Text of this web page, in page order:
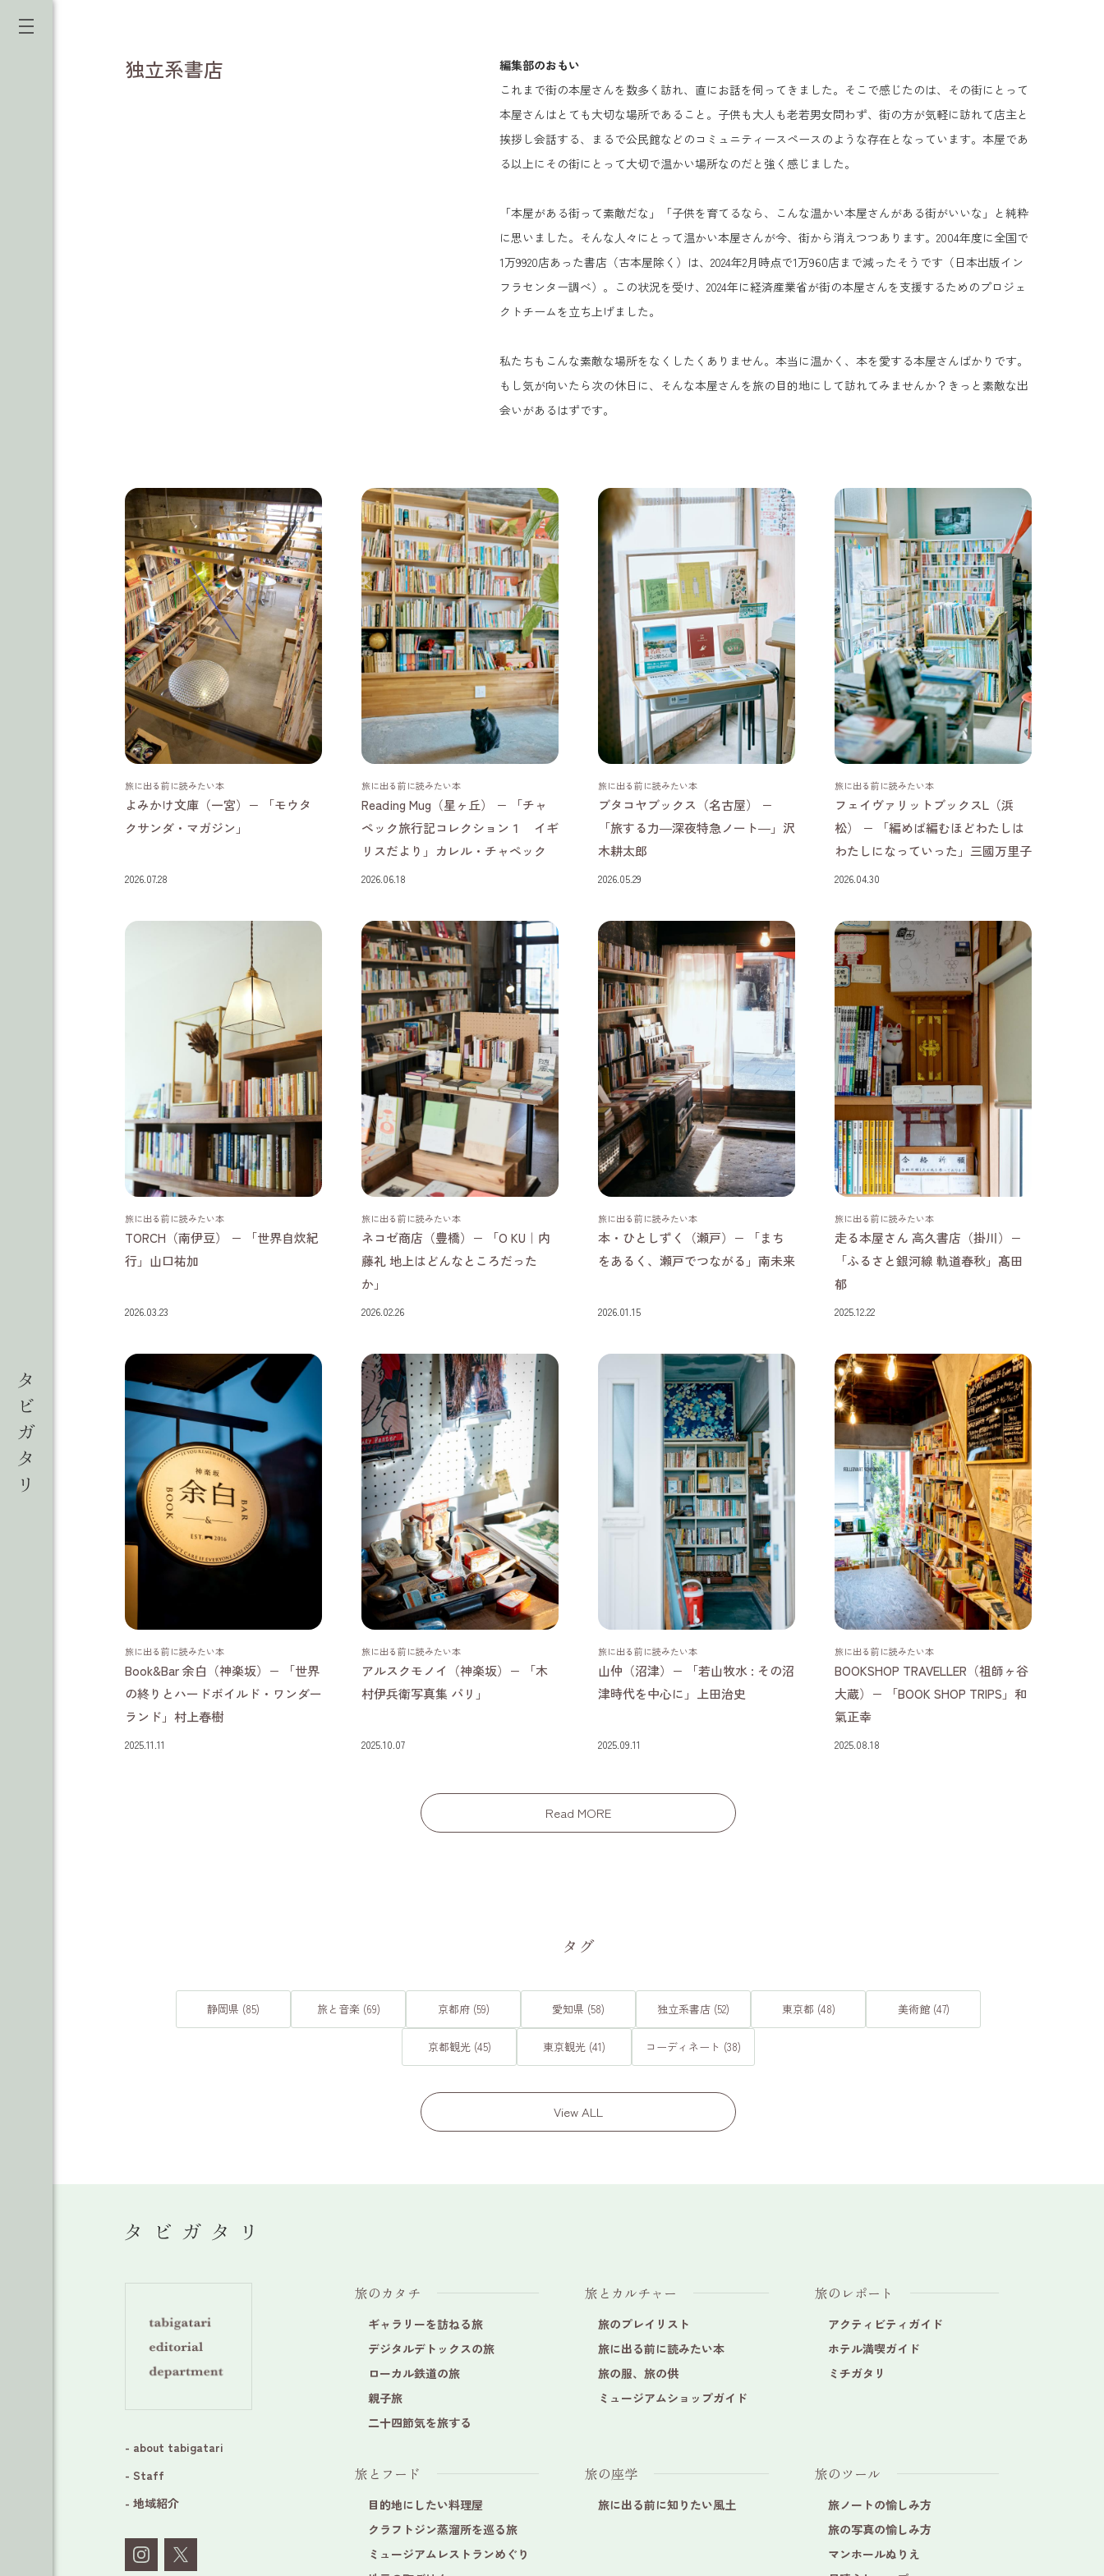
独立系書店
編集部のおもい
これまで街の本屋さんを数多く訪れ、直にお話を伺ってきました。そこで感じたのは、その街にとって
本屋さんはとても大切な場所であること。子供も大人も老若男女問わず、街の方が気軽に訪れて店主と
挨拶し会話する、まるで公民館などのコミュニティースペースのような存在となっています。本屋であ
る以上にその街にとって大切で温かい場所なのだと強く感じました。
「本屋がある街って素敵だな」「子供を育てるなら、こんな温かい本屋さんがある街がいいな」と純粋
に思いました。そんな人々にとって温かい本屋さんが今、街から消えつつあります。2004年度に全国で
1万9920店あった書店（古本屋除く）は、2024年2月時点で1万960店まで減ったそうです（日本出版イン
フラセンター調べ）。この状況を受け、2024年に経済産業省が街の本屋さんを支援するためのプロジェ
クトチームを立ち上げました。
私たちもこんな素敵な場所をなくしたくありません。本当に温かく、本を愛する本屋さんばかりです。
もし気が向いたら次の休日に、そんな本屋さんを旅の目的地にして訪れてみませんか？きっと素敵な出
会いがあるはずです。
2026.07.28
旅に出る前に読みたい本
よみかけ文庫（一宮）− 「モウタ
クサンダ・マガジン」
2026.06.18
旅に出る前に読みたい本
Reading Mug（星ヶ丘） − 「チャ
ペック旅行記コレクション１ イギ
リスだより」カレル・チャペック
2026.05.29
旅に出る前に読みたい本
ブタコヤブックス（名古屋） −
「旅する力―深夜特急ノート―」沢
木耕太郎
2026.04.30
旅に出る前に読みたい本
フェイヴァリットブックスL（浜
松） − 「編めば編むほどわたしは
わたしになっていった」三國万里子
2026.03.23
旅に出る前に読みたい本
TORCH（南伊豆） − 「世界自炊紀
行」山口祐加
2026.02.26
旅に出る前に読みたい本
ネコゼ商店（豊橋）− 「O KU｜内
藤礼 地上はどんなところだった
か」
2026.01.15
旅に出る前に読みたい本
本・ひとしずく（瀬戸）− 「まち
をあるく、瀬戸でつながる」南未来
2025.12.22
旅に出る前に読みたい本
走る本屋さん 高久書店（掛川）−
「ふるさと銀河線 軌道春秋」髙田
郁
2025.11.11
旅に出る前に読みたい本
Book&Bar 余白（神楽坂）− 「世界
の終りとハードボイルド・ワンダー
ランド」村上春樹
2025.10.07
旅に出る前に読みたい本
アルスクモノイ（神楽坂）− 「木
村伊兵衛写真集 パリ」
2025.09.11
旅に出る前に読みたい本
山仲（沼津）− 「若山牧水 : その沼
津時代を中心に」上田治史
2025.08.18
旅に出る前に読みたい本
BOOKSHOP TRAVELLER（祖師ヶ谷
大蔵）− 「BOOK SHOP TRIPS」和
氣正幸
Read MORE
タグ
静岡県 (85) 旅と音楽 (69) 京都府 (59) 愛知県 (58) 独立系書店 (52) 東京都 (48) 美術館 (47)
京都観光 (45) 東京観光 (41) コーディネート (38)
View ALL
旅のカタチ
ギャラリーを訪ねる旅
デジタルデトックスの旅
ローカル鉄道の旅
親子旅
二十四節気を旅する
旅とフード
目的地にしたい料理屋
クラフトジン蒸溜所を巡る旅
ミュージアムレストランめぐり
旅の座学
旅に出る前に知りたい風土
旅とカルチャー
旅のプレイリスト
旅に出る前に読みたい本
旅の服、旅の供
ミュージアムショップガイド
旅のレポート
アクティビティガイド
ホテル満喫ガイド
ミチガタリ
旅のツール
旅ノートの愉しみ方
旅の写真の愉しみ方
マンホールぬりえ
- about tabigatari
- Staff
- 地域紹介